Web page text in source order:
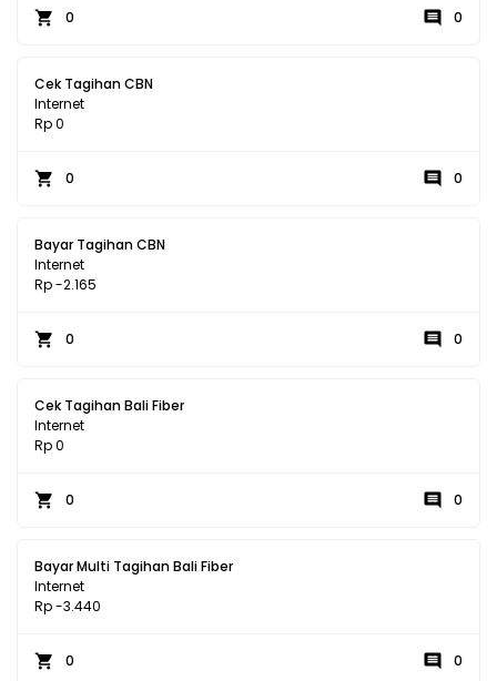
0 0
Cek Tagihan CBN
Internet
Rp 0
0 0
Bayar Tagihan CBN
Internet
Rp -2.165
0 0
Cek Tagihan Bali Fiber
Internet
Rp 0
0 0
Bayar Multi Tagihan Bali Fiber
Internet
Rp -3.440
0 0